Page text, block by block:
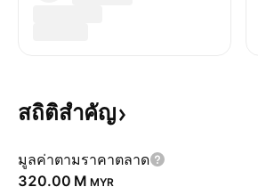
สถิติสำคัญ
มูลค่าตามราคาตลาด
‪320.00 M‬ MYR